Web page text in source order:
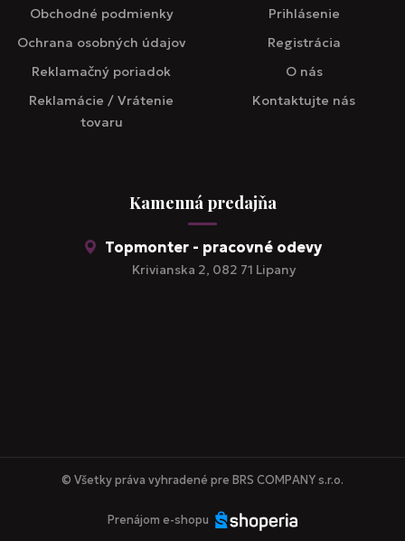
Obchodné podmienky
Ochrana osobných údajov
Reklamačný poriadok
Reklamácie / Vrátenie
tovaru
Prihlásenie
Registrácia
O nás
Kontaktujte nás
Kamenná predajňa
Topmonter - pracovné odevy
Krivianska 2, 082 71 Lipany
© Všetky práva vyhradené pre BRS COMPANY s.r.o.
Prenájom e-shopu